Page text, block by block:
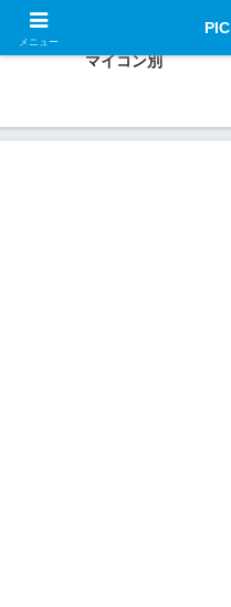
PIC、ESP32、Raspberry
マイコン別
メニュー